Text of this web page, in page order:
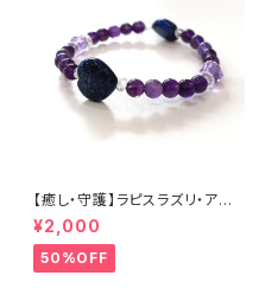
【癒し・守護】ラピスラズリ・アメ
ジスト・水晶（石サイズ:12〜6m
m） 内径15cm
¥2,000
50%OFF